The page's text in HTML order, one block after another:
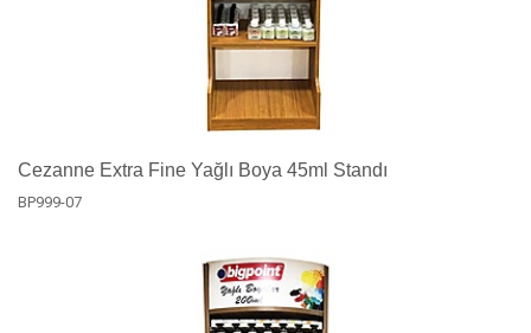
Cezanne Extra Fine Yağlı Boya 45ml Standı
BP999-07